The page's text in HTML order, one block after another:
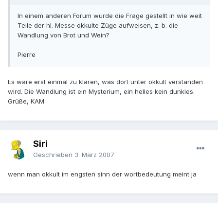
In einem anderen Forum wurde die Frage gestellt in wie weit
Teile der hl. Messe okkulte Züge aufweisen, z. b. die
Wandlung von Brot und Wein?
Pierre
Es wäre erst einmal zu klären, was dort unter okkult verstanden
wird. Die Wandlung ist ein Mysterium, ein helles kein dunkles.
Grüße, KAM
Siri
Geschrieben 3. März 2007
wenn man okkult im engsten sinn der wortbedeutung meint ja